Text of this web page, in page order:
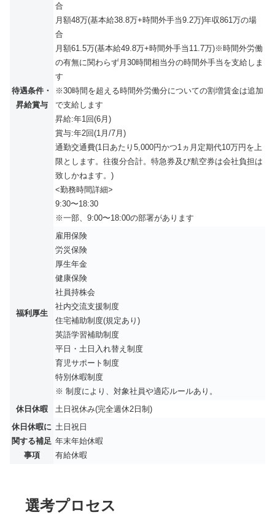
待遇条件・
昇給賞与
合
月額48万(基本給38.8万+時間外手当9.2万)年収861万の場
合
月額61.5万(基本給49.8万+時間外手当11.7万)※時間外労働
の有無に関わらず月30時間相当分の時間外手当を支給しま
す
※30時間を超える時間外労働分についての割増賃金は追加
で支給します
昇給:年1回(6月)
賞与:年2回(1月/7月)
通勤交通費(1日あたり5,000円かつ1ヵ月定期代10万円を上
限とします。往復分合計。特急券及び航空券は会社負担は
致しかねます。)
<勤務時間詳細>
9:30〜18:30
※一部、9:00〜18:00の部署があります
福利厚生
雇用保険
労災保険
厚生年金
健康保険
社員持株会
社内交流支援制度
住宅補助制度(規定あり)
英語学習補助制度
平日・土日入れ替え制度
育児サポート制度
特別休暇制度
※ 制度により、対象社員や適応ルールあり。
休日休暇
土日祝休み(完全週休2日制)
休日休暇に
関する補足
事項
土日祝日
年末年始休暇
有給休暇
選考プロセス